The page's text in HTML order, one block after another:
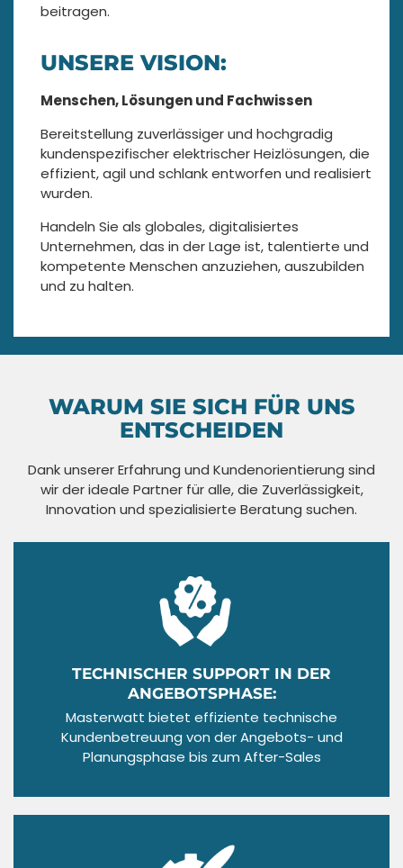
beitragen.
UNSERE VISION:
Menschen, Lösungen und Fachwissen
Bereitstellung zuverlässiger und hochgradig
kundenspezifischer elektrischer Heizlösungen, die
effizient, agil und schlank entworfen und realisiert
wurden.
Handeln Sie als globales, digitalisiertes
Unternehmen, das in der Lage ist, talentierte und
kompetente Menschen anzuziehen, auszubilden
und zu halten.
WARUM SIE SICH FÜR UNS
ENTSCHEIDEN
Dank unserer Erfahrung und Kundenorientierung sind
wir der ideale Partner für alle, die Zuverlässigkeit,
Innovation und spezialisierte Beratung suchen.
TECHNISCHER SUPPORT IN DER
ANGEBOTSPHASE:
Masterwatt bietet effiziente technische
Kundenbetreuung von der Angebots- und
Planungsphase bis zum After-Sales